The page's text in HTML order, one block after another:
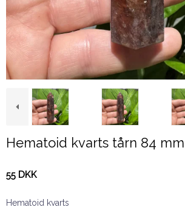
Hematoid kvarts tårn 84 mm
55 DKK
Hematoid kvarts